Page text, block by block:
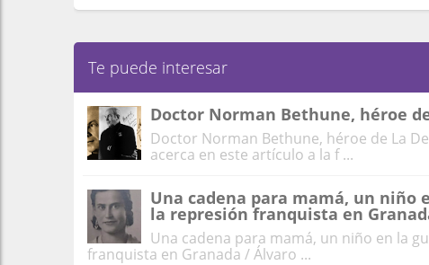
Te puede interesar
Doctor Norman Bethune, héroe
Doctor Norman Bethune, héroe de La
acerca en este artículo a la f ...
Una cadena para mamá, un niño
la represión franquista en
Una cadena para mamá, un niño en la
franquista en Granada / Álvaro ...